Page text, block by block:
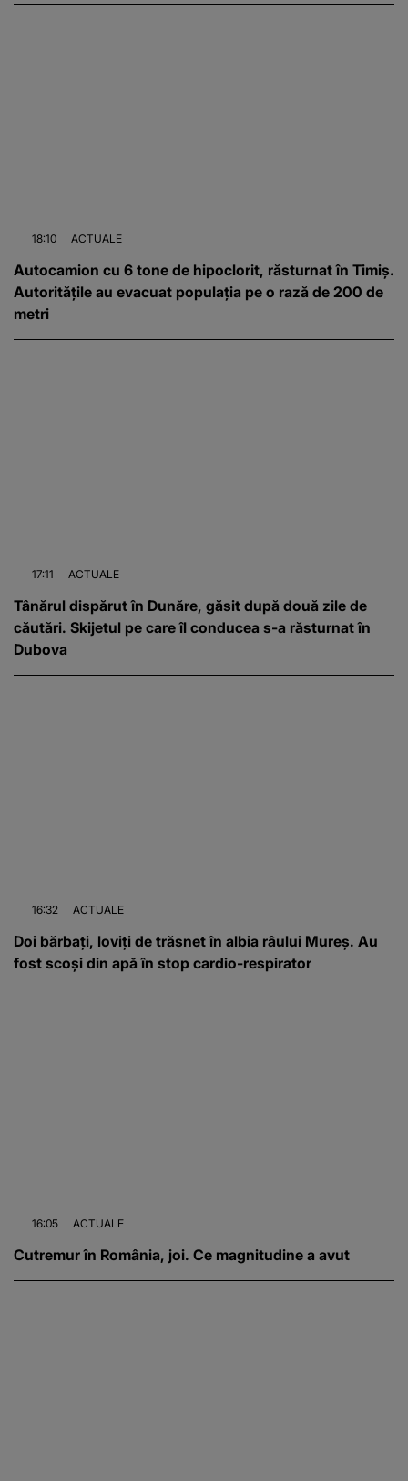
18:10 ACTUALE
Autocamion cu 6 tone de hipoclorit, răsturnat în Timiș.
Autoritățile au evacuat populația pe o rază de 200 de
metri
17:11 ACTUALE
Tânărul dispărut în Dunăre, găsit după două zile de
căutări. Skijetul pe care îl conducea s-a răsturnat în
Dubova
16:32 ACTUALE
Doi bărbați, loviți de trăsnet în albia râului Mureș. Au
fost scoși din apă în stop cardio-respirator
16:05 ACTUALE
Cutremur în România, joi. Ce magnitudine a avut